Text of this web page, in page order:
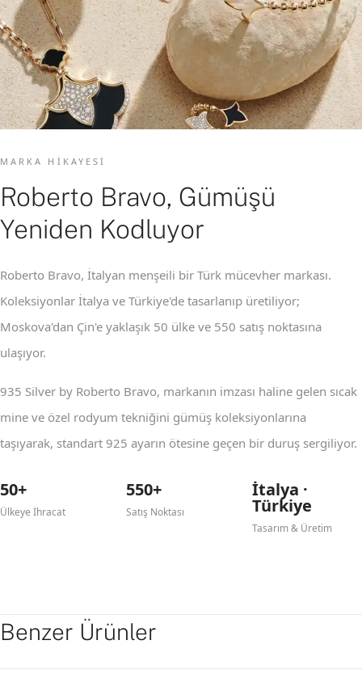
MARKA HIKAYESI
Roberto Bravo, Gümüşü
Yeniden Kodluyor
Roberto Bravo, İtalyan menşeili bir Türk mücevher markası.
Koleksiyonlar İtalya ve Türkiye'de tasarlanıp üretiliyor;
Moskova'dan Çin'e yaklaşık 50 ülke ve 550 satış noktasına
ulaşıyor.
935 Silver by Roberto Bravo, markanın imzası haline gelen sıcak
mine ve özel rodyum tekniğini gümüş koleksiyonlarına
taşıyarak, standart 925 ayarın ötesine geçen bir duruş sergiliyor.
50+
Ülkeye İhracat
550+
Satış Noktası
İtalya ·
Türkiye
Tasarım & Üretim
Benzer Ürünler